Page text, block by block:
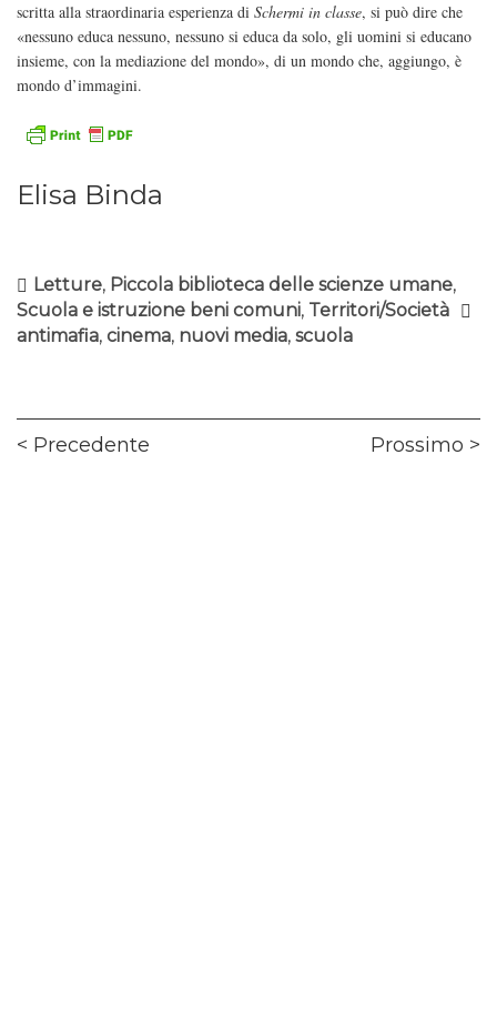
scritta alla straordinaria esperienza di Schermi in classe, si può dire che
«nessuno educa nessuno, nessuno si educa da solo, gli uomini si educano
insieme, con la mediazione del mondo», di un mondo che, aggiungo, è
mondo d’immagini.
Elisa Binda
Letture, Piccola biblioteca delle scienze umane,
Scuola e istruzione beni comuni, Territori/Società
antimafia, cinema, nuovi media, scuola
Navigazione
Precedente Prossimo